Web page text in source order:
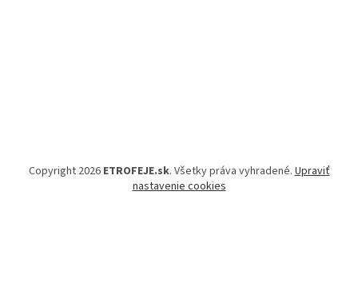
Copyright 2026 ETROFEJE.sk. Všetky práva vyhradené.Upraviť
nastavenie cookies